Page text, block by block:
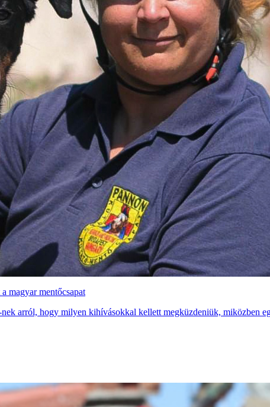
magyar mentőcsapat
arról, hogy milyen kihívásokkal kellett megküzdeniük, miközben